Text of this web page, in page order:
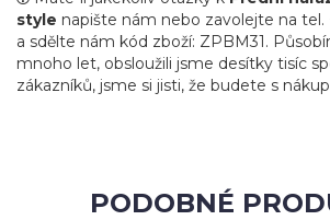
style napište nám nebo zavolejte na tel.
a sdělte nám kód zboží: ZPBM31.
mnoho let, obsloužili jsme desítky tisíc
zákazníků, jsme si jisti, že budete s
PODOBNÉ